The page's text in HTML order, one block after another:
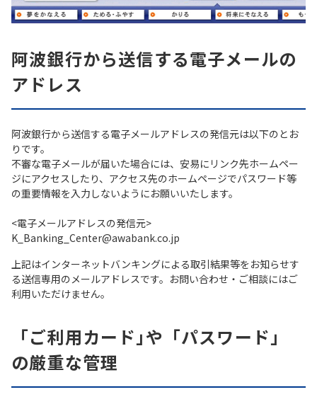
阿波銀行から送信する電子メールの
アドレス
阿波銀行から送信する電子メールアドレスの発信元は以下のとお
りです。
不審な電子メールが届いた場合には、安易にリンク先ホームペー
ジにアクセスしたり、アクセス先のホームページでパスワード等
の重要情報を入力しないようにお願いいたします。
<電子メールアドレスの発信元>
K_Banking_Center@awabank.co.jp
上記はインターネットバンキングによる取引結果等をお知らせす
る送信専用のメールアドレスです。お問い合わせ・ご相談にはご
利用いただけません。
「ご利用カード｣や「パスワード」
の厳重な管理